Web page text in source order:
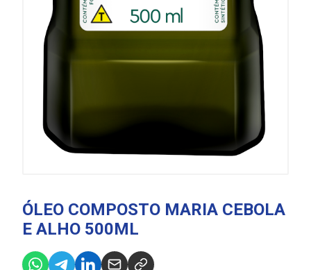
ÓLEO COMPOSTO MARIA CEBOLA
E ALHO 500ML